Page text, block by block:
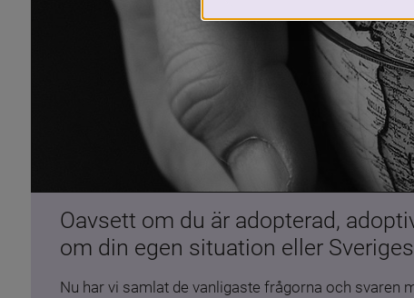
Oavsett om du är adopterad,
om din egen situation eller
Nu har vi samlat de vanligaste frågorna och svaren